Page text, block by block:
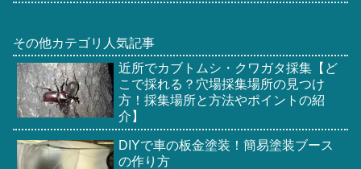
その他カテゴリ人気記事
近所でカブトムシ・クワガタ採集【ど
こで採れる？穴場採集場所の見つけ
方！採集場所と方法やポイントの紹
介】
DIYで車の板金塗装！簡易塗装ブース
の作り方